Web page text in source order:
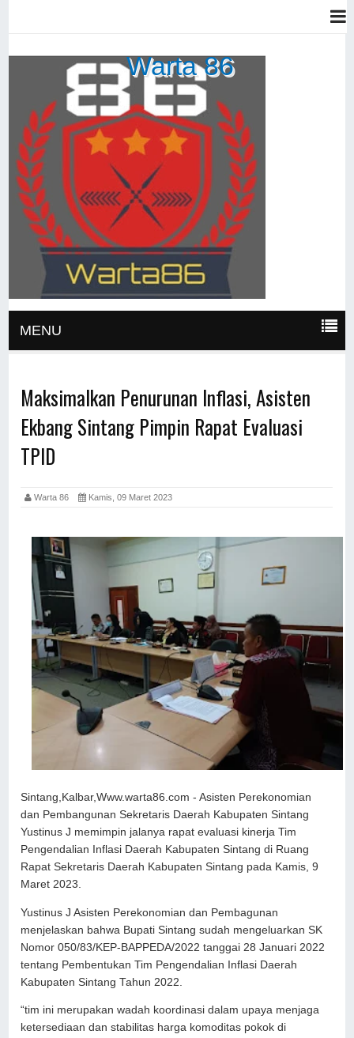
Warta 86
MENU
Maksimalkan Penurunan Inflasi, Asisten
Ekbang Sintang Pimpin Rapat Evaluasi
TPID
Warta 86 Kamis, 09 Maret 2023
Sintang,Kalbar,Www.warta86.com - Asisten Perekonomian
dan Pembangunan Sekretaris Daerah Kabupaten Sintang
Yustinus J memimpin jalanya rapat evaluasi kinerja Tim
Pengendalian Inflasi Daerah Kabupaten Sintang di Ruang
Rapat Sekretaris Daerah Kabupaten Sintang pada Kamis, 9
Maret 2023.
Yustinus J Asisten Perekonomian dan Pembagunan
menjelaskan bahwa Bupati Sintang sudah mengeluarkan SK
Nomor 050/83/KEP-BAPPEDA/2022 tanggai 28 Januari 2022
tentang Pembentukan Tim Pengendalian Inflasi Daerah
Kabupaten Sintang Tahun 2022.
“tim ini merupakan wadah koordinasi dalam upaya menjaga
ketersediaan dan stabilitas harga komoditas pokok di